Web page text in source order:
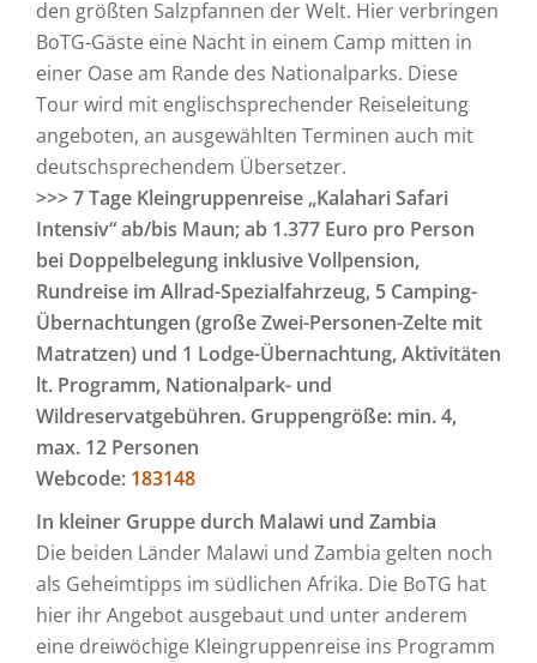
den größten Salzpfannen der Welt. Hier verbringen
BoTG-Gäste eine Nacht in einem Camp mitten in
einer Oase am Rande des Nationalparks. Diese
Tour wird mit englischsprechender Reiseleitung
angeboten, an ausgewählten Terminen auch mit
deutschsprechendem Übersetzer.
>>> 7 Tage Kleingruppenreise „Kalahari Safari
Intensiv“ ab/bis Maun; ab 1.377 Euro pro Person
bei Doppelbelegung inklusive Vollpension,
Rundreise im Allrad-Spezialfahrzeug, 5 Camping-
Übernachtungen (große Zwei-Personen-Zelte mit
Matratzen) und 1 Lodge-Übernachtung, Aktivitäten
lt. Programm, Nationalpark- und
Wildreservatgebühren. Gruppengröße: min. 4,
max. 12 Personen
Webcode: 183148
In kleiner Gruppe durch Malawi und Zambia
Die beiden Länder Malawi und Zambia gelten noch
als Geheimtipps im südlichen Afrika. Die BoTG hat
hier ihr Angebot ausgebaut und unter anderem
eine dreiwöchige Kleingruppenreise ins Programm